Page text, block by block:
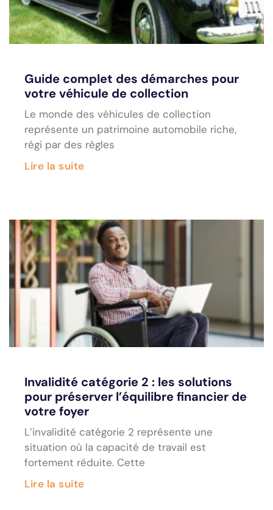
Guide complet des démarches pour
votre véhicule de collection
Le monde des véhicules de collection
représente un patrimoine automobile riche,
régi par des règles
Lire la suite
Invalidité catégorie 2 : les solutions
pour préserver l’équilibre financier de
votre foyer
L’invalidité catégorie 2 représente une
situation où la capacité de travail est
fortement réduite. Cette
Lire la suite